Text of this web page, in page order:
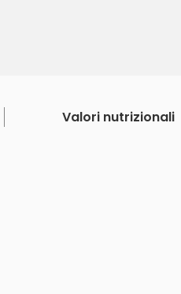
Valori nutrizionali